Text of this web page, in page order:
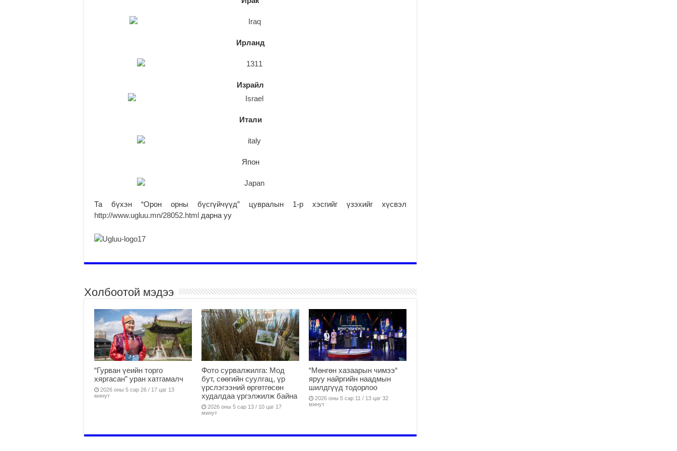
Ирланд
Израйл
Итали
Япон
Та бүхэн “Орон орны бүсгүйчүүд” цувралын 1-р хэсгийг үзэхийг хүсвэл
http://www.ugluu.mn/28052.html дарна уу
Холбоотой мэдээ
“Гурван үеийн торго
хяргасан” уран хатгамалч
2026 оны 5 сар 26 / 17 цаг 13
минут
Фото сурвалжилга: Мод
бут, сөөгийн суулгац, үр
үрслэгээний өргөтгөсөн
худалдаа үргэлжилж байна
2026 оны 5 сар 13 / 10 цаг 17
минут
“Мөнгөн хазаарын чимээ“
яруу найргийн наадмын
шилдгүүд тодорлоо
2026 оны 5 сар 11 / 13 цаг 32
минут